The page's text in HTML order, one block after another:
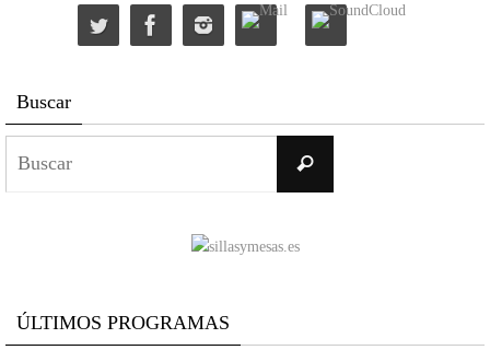
Buscar
Buscar
ÚLTIMOS PROGRAMAS